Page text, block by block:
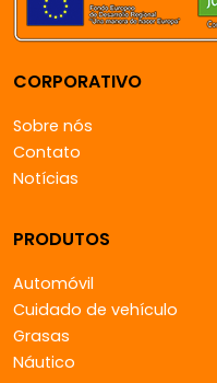
CORPORATIVO
Sobre nós
Contato
Notícias
PRODUTOS
Automóvil
Cuidado de vehículo
Grasas
Náutico